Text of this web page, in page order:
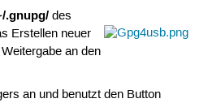
.gnupg/ des
Erstellen neuer
an den
an und benutzt den Button